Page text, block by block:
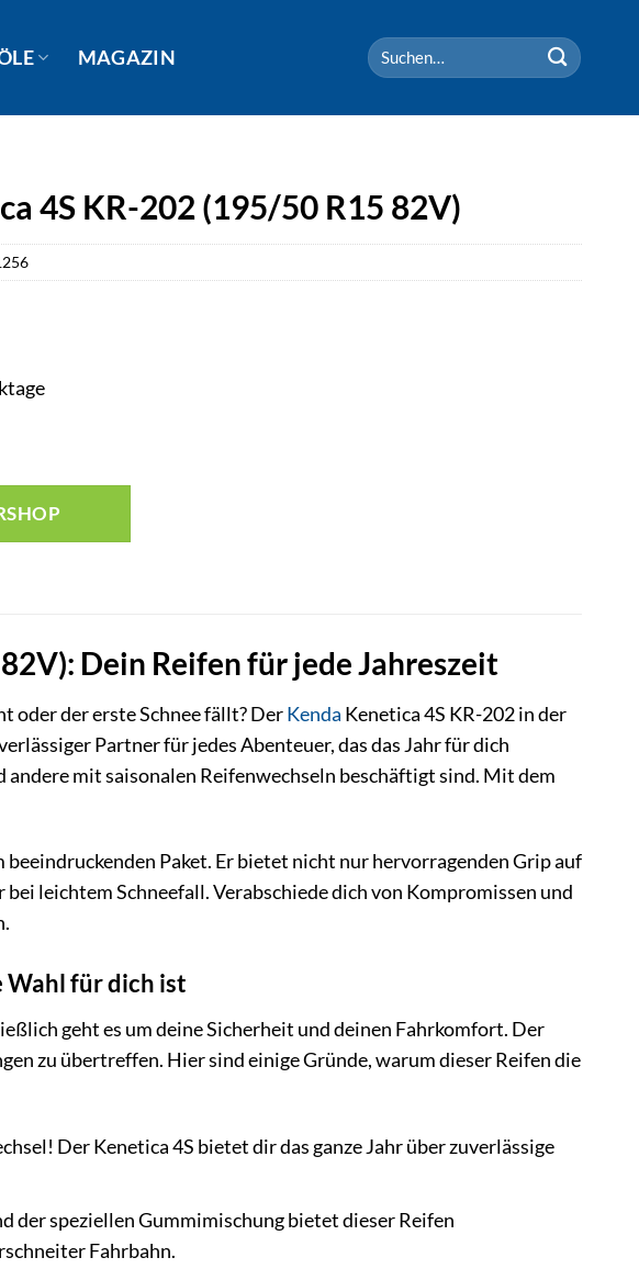
MAGAZIN
Suchen
nach:
4S KR-202 (195/50 R15 82V)
Dein Reifen für jede Jahreszeit
oder der erste Schnee fällt? DerKenda Kenetica 4S KR-202 in der
Partner für jedes Abenteuer, das das Jahr für dich
mit saisonalen Reifenwechseln beschäftigt sind. Mit dem
Paket. Er bietet nicht nur hervorragenden Grip auf
leichtem Schneefall. Verabschiede dich von Kompromissen und
Wahl für dich ist
geht es um deine Sicherheit und deinen Fahrkomfort. Der
zu übertreffen. Hier sind einige Gründe, warum dieser Reifen die
Der Kenetica 4S bietet dir das ganze Jahr über zuverlässige
der speziellen Gummimischung bietet dieser Reifen
Fahrbahn.